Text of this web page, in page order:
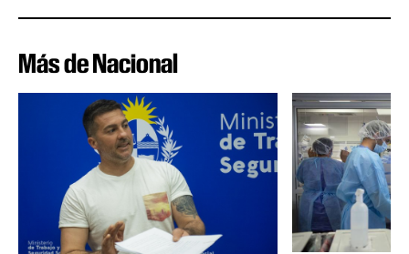
Más de Nacional